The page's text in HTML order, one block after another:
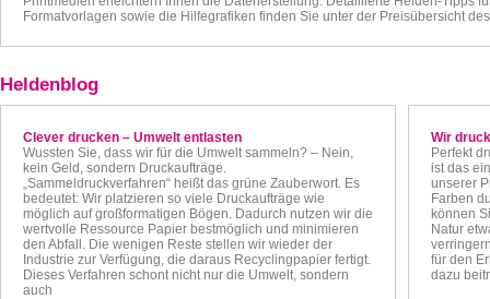
Formatvorlagen sowie die Hilfegrafiken finden Sie unter der Preisübersicht
Heldenblog
Clever drucken – Umwelt entlasten
Wussten Sie, dass wir für die Umwelt sammeln? – Nein,
kein Geld, sondern Druckaufträge.
„Sammeldruckverfahren“ heißt das grüne Zauberwort. Es
bedeutet: Wir platzieren so viele Druckaufträge wie
möglich auf großformatigen Bögen. Dadurch nutzen wir die
wertvolle Ressource Papier bestmöglich und minimieren
den Abfall. Die wenigen Reste stellen wir wieder der
Industrie zur Verfügung, die daraus Recyclingpapier fertigt.
Dieses Verfahren schont nicht nur die Umwelt, sondern
auch
Wir
Perfekt
ist das
unserer
Farben
können
Natur
für den
dazu